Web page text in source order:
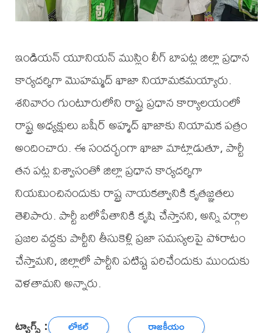
ఇండియన్ యూనియన్ ముస్లిం లీగ్ బాపట్ల జిల్లా ప్రధాన
కార్యదర్శిగా మొహమ్మద్ ఖాజా నియామకమయ్యారు.
శనివారం గుంటూరులోని రాష్ట్ర ప్రధాన కార్యాలయంలో
రాష్ట్ర అధ్యక్షులు బషీర్ అహ్మద్ ఖాజాకు నియామక పత్రం
అందించారు. ఈ సందర్భంగా ఖాజా మాట్లాడుతూ, పార్టీ
తన పట్ల విశ్వాసంతో జిల్లా ప్రధాన కార్యదర్శిగా
నియమించినందుకు రాష్ట్ర నాయకత్వానికి కృతజ్ఞతలు
తెలిపారు. పార్టీ బలోపేతానికి కృషి చేస్తానని, అన్ని వర్గాల
ప్రజల వద్దకు పార్టీని తీసుకెళ్లి ప్రజా సమస్యలపై పోరాటం
చేస్తామని, జిల్లాలో పార్టీని పటిష్ట పరిచేందుకు ముందుకు
వెళతామని అన్నారు.
ట్యాగ్స్ : లోకల్ రాజకీయం